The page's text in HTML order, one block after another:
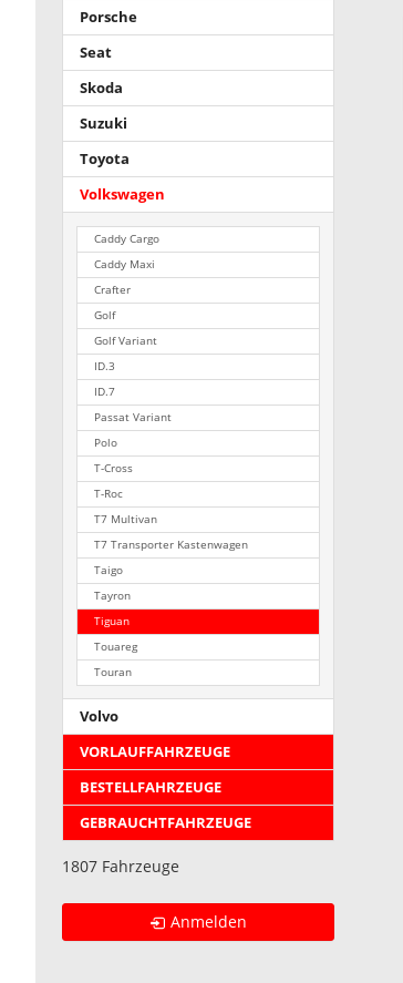
Porsche
Seat
Skoda
Suzuki
Toyota
Volkswagen
Caddy Cargo
Caddy Maxi
Crafter
Golf
Golf Variant
ID.3
ID.7
Passat Variant
Polo
T-Cross
T-Roc
T7 Multivan
T7 Transporter Kastenwagen
Taigo
Tayron
Tiguan
Touareg
Touran
Volvo
VORLAUFFAHRZEUGE
BESTELLFAHRZEUGE
GEBRAUCHTFAHRZEUGE
1807 Fahrzeuge
Anmelden